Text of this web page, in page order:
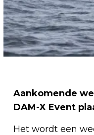
Aankomende
DAM-X Event
Het wordt een